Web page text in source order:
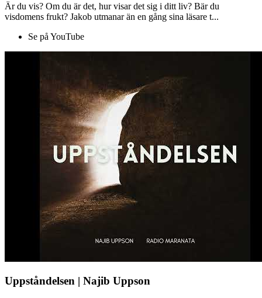
Är du vis? Om du är det, hur visar det sig i ditt liv? Bär du
visdomens frukt? Jakob utmanar än en gång sina läsare t...
Se på YouTube
Uppståndelsen | Najib Uppson